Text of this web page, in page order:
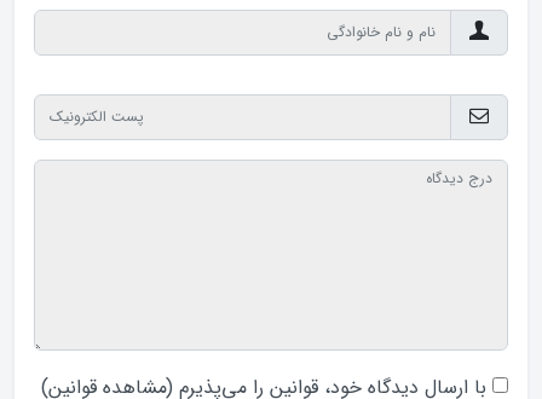
با ارسال دیدگاه‌ خود، قوانین را می‌پذیرم (مشاهده قوانین)